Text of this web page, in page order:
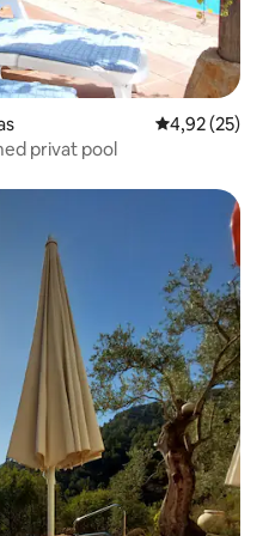
4,92 av 5 i
4,92 (25)
privat pool